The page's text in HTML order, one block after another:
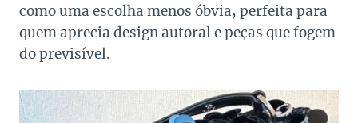
como uma escolha menos óbvia, perfeita para
quem aprecia design autoral e peças que fogem
do previsível.